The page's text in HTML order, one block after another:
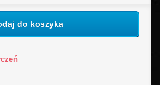
do koszyka